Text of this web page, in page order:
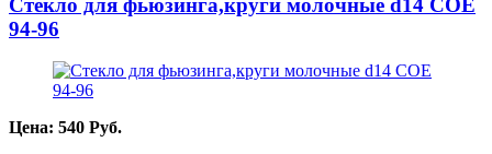
94-96
Цена: 540 Руб.